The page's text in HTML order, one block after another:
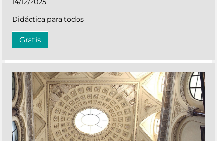
14/12/2025
Didáctica para todos
Gratis